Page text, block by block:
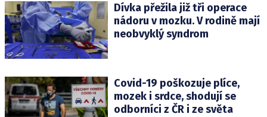
Dívka přežila již tři operace
nádoru v mozku. V rodině mají
neobvyklý syndrom
Covid-19 poškozuje plíce,
mozek i srdce, shodují se
odborníci z ČR i ze světa